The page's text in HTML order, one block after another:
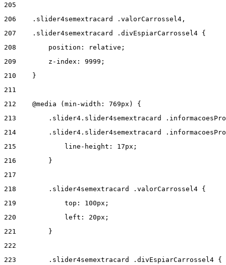
205
206
    .slider4semextracard .valorCarrossel4,
207
    .slider4semextracard .divEspiarCarrossel4 {
208
        position: relative;
209
        z-index: 9999;
210
    }
211
212
    @media (min-width: 769px) {
213
.slider4.slider4semextracard
214
.slider4.slider4semextracard
215
            line-height: 17px;
216
        }
217
218
        .slider4semextracard .valorCarrossel4 {
219
            top: 100px;
220
            left: 20px;
221
        }
222
223
        .slider4semextracard .divEspiarCarrossel4 {